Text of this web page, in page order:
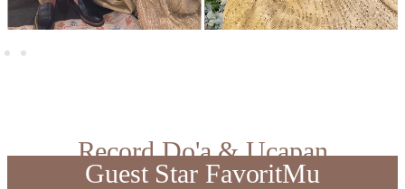
Record Do'a & Ucapan
Guest Star FavoritMu